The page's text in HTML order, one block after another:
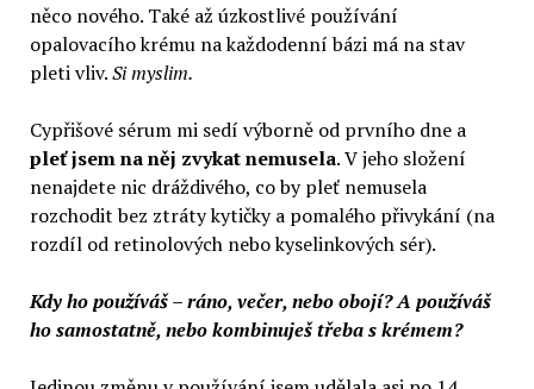
něco nového. Také až úzkostlivé používání
opalovacího krému na každodenní bázi má na stav
pleti vliv.Si myslim.
Cypřišové sérum mi sedí výborně od prvního dne a
pleť jsem na něj zvykat nemusela. V jeho složení
nenajdete nic dráždivého, co by pleť nemusela
rozchodit bez ztráty kytičky a pomalého přivykání (na
rozdíl od retinolových nebo kyselinkových sér).
Kdy ho používáš – ráno, večer, nebo obojí? A používáš
ho samostatně, nebo kombinuješ třeba s krémem?